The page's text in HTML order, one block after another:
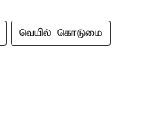
வெயில் கொடுமை